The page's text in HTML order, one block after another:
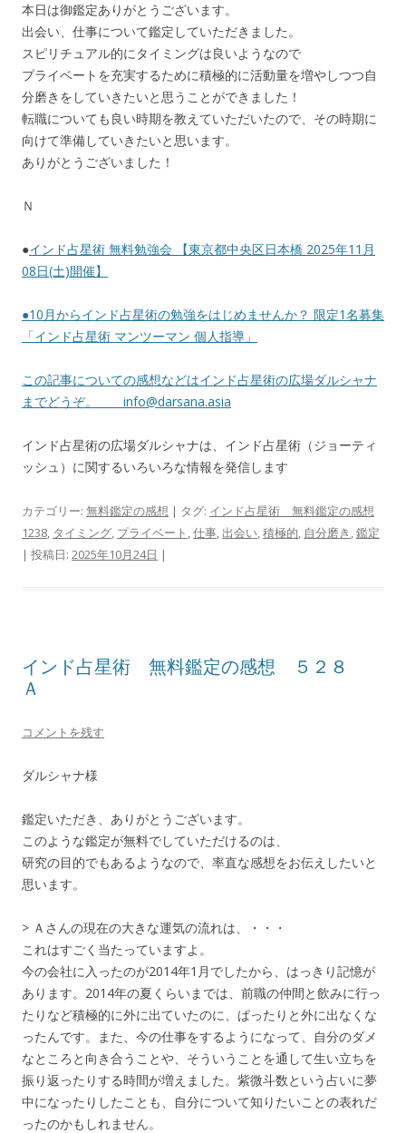
本日は御鑑定ありがとうございます。
出会い、仕事について鑑定していただきました。
スピリチュアル的にタイミングは良いようなので
プライベートを充実するために積極的に活動量を増やしつつ自
分磨きをしていきたいと思うことができました！
転職についても良い時期を教えていただいたので、その時期に
向けて準備していきたいと思います。
ありがとうございました！
Ｎ
●インド占星術 無料勉強会 【東京都中央区日本橋 2025年11月
08日(土)開催】
●10月からインド占星術の勉強をはじめませんか？ 限定1名募集
「インド占星術 マンツーマン 個人指導」
この記事についての感想などはインド占星術の広場ダルシャナ
までどうぞ。 info@darsana.asia
インド占星術の広場ダルシャナは、インド占星術（ジョーティ
ッシュ）に関するいろいろな情報を発信します
カテゴリー: 無料鑑定の感想 | タグ: インド占星術 無料鑑定の感想
1238, タイミング, プライベート ,仕事, 出会い,積極的, 自分磨き ,鑑定
| 投稿日: 2025年10月24日 |
インド占星術 無料鑑定の感想 ５２８
Ａ
コメントを残す
ダルシャナ様
鑑定いただき、ありがとうございます。
このような鑑定が無料でしていただけるのは、
研究の目的でもあるようなので、率直な感想をお伝えしたいと
思います。
> Ａさんの現在の大きな運気の流れは、・・・
これはすごく当たっていますよ。
今の会社に入ったのが2014年1月でしたから、はっきり記憶が
あります。2014年の夏くらいまでは、前職の仲間と飲みに行っ
たりなど積極的に外に出ていたのに、ぱったりと外に出なくな
ったんです。また、今の仕事をするようになって、自分のダメ
なところと向き合うことや、そういうことを通して生い立ちを
振り返ったりする時間が増えました。紫微斗数という占いに夢
中になったりしたことも、自分について知りたいことの表れだ
ったのかもしれません。